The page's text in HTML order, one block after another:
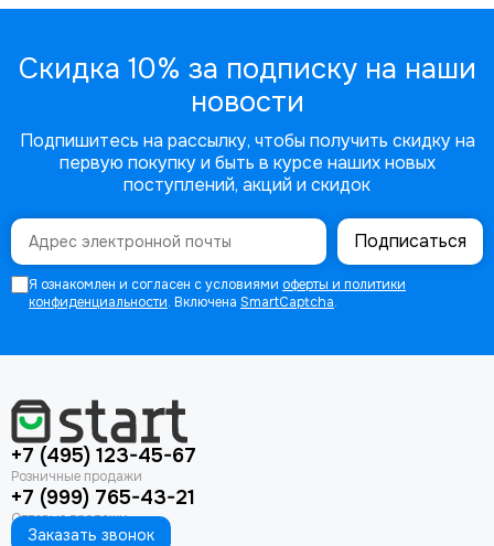
Скидка 10% за подписку на наши
новости
Подпишитесь на рассылку, чтобы получить скидку на
первую покупку и быть в курсе наших новых
поступлений, акций и скидок
Подписаться
Я ознакомлен и согласен с условиями оферты и политики
конфиденциальности. Включена SmartCaptcha.
+7 (495) 123-45-67
+7 (999) 765-43-21
Заказать звонок